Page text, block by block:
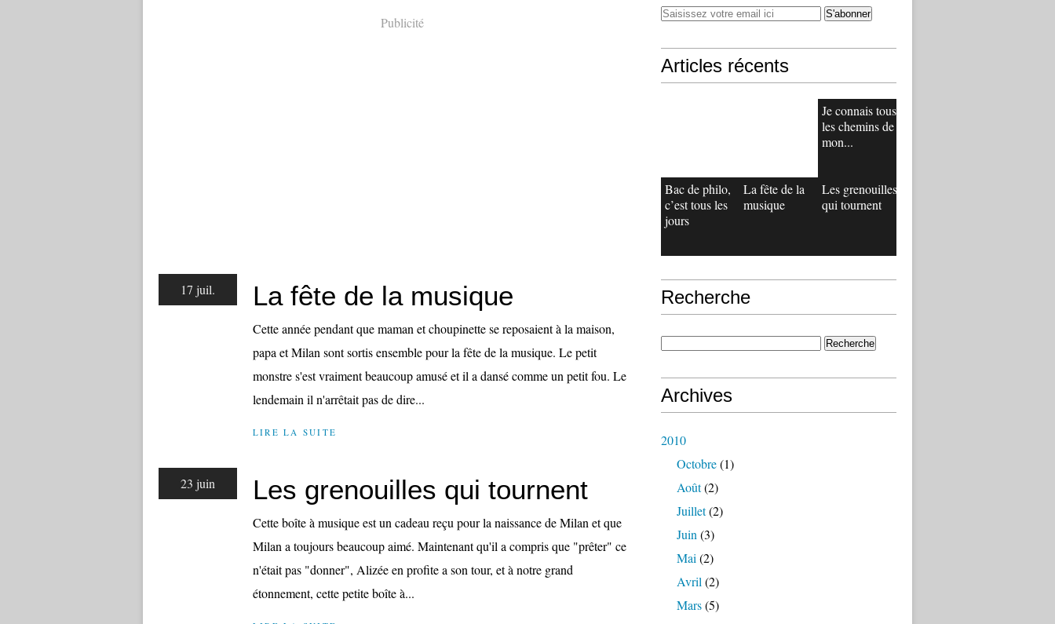
Publicité
17 juil. La fête de la musique
Cette année pendant que maman et choupinette se reposaient à la maison,
papa et Milan sont sortis ensemble pour la fête de la musique. Le petit
monstre s'est vraiment beaucoup amusé et il a dansé comme un petit fou. Le
lendemain il n'arrêtait pas de dire...
LIRE LA SUITE
23 juin Les grenouilles qui tournent
Cette boîte à musique est un cadeau reçu pour la naissance de Milan et que
Milan a toujours beaucoup aimé. Maintenant qu'il a compris que "prêter" ce
n'était pas "donner", Alizée en profite a son tour, et à notre grand
étonnement, cette petite boîte à...
Articles récents
Je connais tous
les chemins de
mon...
Bac de philo,
c’est tous les
jours
La fête de la
musique
Les grenouilles
qui tournent
Recherche
Archives
2010
Octobre(1)
Août(2)
Juillet(2)
Juin (3)
Mai (2)
Avril (2)
Mars(5)